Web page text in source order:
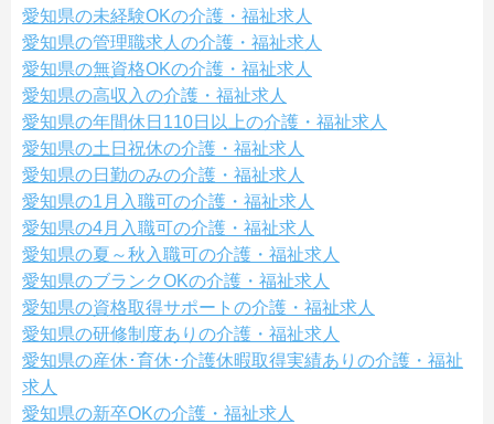
愛知県の未経験OKの介護・福祉求人
愛知県の管理職求人の介護・福祉求人
愛知県の無資格OKの介護・福祉求人
愛知県の高収入の介護・福祉求人
愛知県の年間休日110日以上の介護・福祉求人
愛知県の土日祝休の介護・福祉求人
愛知県の日勤のみの介護・福祉求人
愛知県の1月入職可の介護・福祉求人
愛知県の4月入職可の介護・福祉求人
愛知県の夏～秋入職可の介護・福祉求人
愛知県のブランクOKの介護・福祉求人
愛知県の資格取得サポートの介護・福祉求人
愛知県の研修制度ありの介護・福祉求人
愛知県の産休･育休･介護休暇取得実績ありの介護・福祉
求人
愛知県の新卒OKの介護・福祉求人